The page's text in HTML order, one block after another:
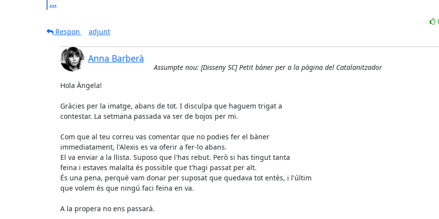
...
Respon
adjunt
Anna Barberà
Assumpte nou: [Disseny SC] Petit bàner per a la pàgina del Catalanitzador
Hola Àngela!
Gràcies per la imatge, abans de tot. I disculpa que haguem trigat a
contestar. La setmana passada va ser de bojos per mi.
Com que al teu correu vas comentar que no podies fer el bàner
immediatament, l'Alexis es va oferir a fer-lo abans.
El va enviar a la llista. Suposo que l'has rebut. Però si has tingut tanta
feina i estaves malalta és possible que t'hagi passat per alt.
És una pena, perquè vam donar per suposat que quedava tot entès, i l'últim
que volem és que ningú faci feina en va.
A la propera no ens passarà.